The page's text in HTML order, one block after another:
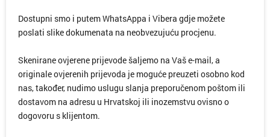
Dostupni smo i putem WhatsAppa i Vibera gdje možete
poslati slike dokumenata na neobvezujuću procjenu.
Skenirane ovjerene prijevode šaljemo na Vaš e-mail, a
originale ovjerenih prijevoda je moguće preuzeti osobno kod
nas, također, nudimo uslugu slanja preporučenom poštom ili
dostavom na adresu u Hrvatskoj ili inozemstvu ovisno o
dogovoru s klijentom.